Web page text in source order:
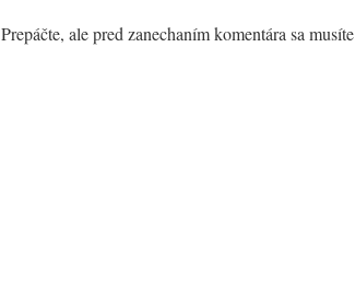
Prepáčte, ale pred zanechaním komentára sa musíte